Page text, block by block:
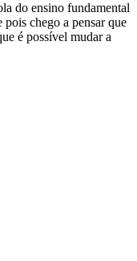
do ensino fundamental
pois chego a pensar que
é possível mudar a